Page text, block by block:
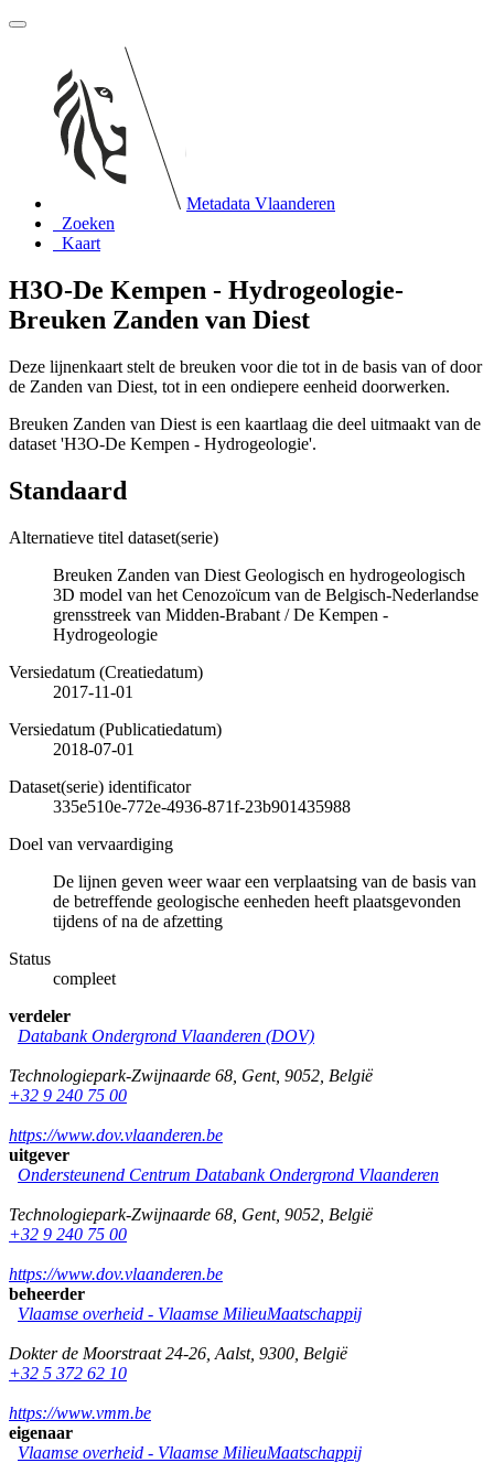
Metadata Vlaanderen
Zoeken
Kaart
H3O-De Kempen - Hydrogeologie-
Breuken Zanden van Diest
Deze lijnenkaart stelt de breuken voor die tot in de basis van of door
de Zanden van Diest, tot in een ondiepere eenheid doorwerken.
Breuken Zanden van Diest is een kaartlaag die deel uitmaakt van de
dataset 'H3O-De Kempen - Hydrogeologie'.
Standaard
Alternatieve titel dataset(serie)
Breuken Zanden van Diest Geologisch en hydrogeologisch
3D model van het Cenozoïcum van de Belgisch-Nederlandse
grensstreek van Midden-Brabant / De Kempen -
Hydrogeologie
Versiedatum (Creatiedatum)
2017-11-01
Versiedatum (Publicatiedatum)
2018-07-01
Dataset(serie) identificator
335e510e-772e-4936-871f-23b901435988
Doel van vervaardiging
De lijnen geven weer waar een verplaatsing van de basis van
de betreffende geologische eenheden heeft plaatsgevonden
tijdens of na de afzetting
Status
compleet
verdeler
Databank Ondergrond Vlaanderen (DOV)
Technologiepark-Zwijnaarde 68 Gent, 9052 België
+32 9 240 75 00
https://www.dov.vlaanderen.be
uitgever
Ondersteunend Centrum Databank Ondergrond Vlaanderen
Technologiepark-Zwijnaarde 68 Gent, 9052 België
+32 9 240 75 00
https://www.dov.vlaanderen.be
beheerder
Vlaamse overheid - Vlaamse MilieuMaatschappij
Dokter de Moorstraat 24-26 Aalst, 9300 België
+32 5 372 62 10
https://www.vmm.be
eigenaar
Vlaamse overheid - Vlaamse MilieuMaatschappij